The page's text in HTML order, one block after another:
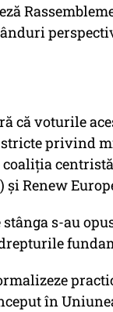
că voturile
privind
Renew
s-au
în